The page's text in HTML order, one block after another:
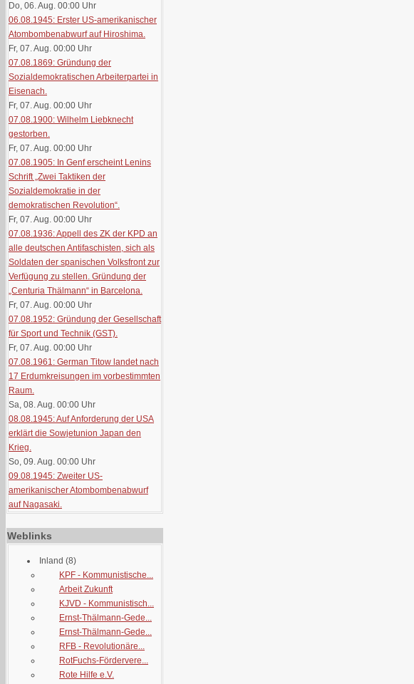
Do, 06. Aug. 00:00 Uhr
06.08.1945: Erster US-amerikanischer
Atombombenabwurf auf Hiroshima.
Fr, 07. Aug. 00:00 Uhr
07.08.1869: Gründung der
Sozialdemokratischen Arbeiterpartei in
Eisenach.
Fr, 07. Aug. 00:00 Uhr
07.08.1900: Wilhelm Liebknecht
gestorben.
Fr, 07. Aug. 00:00 Uhr
07.08.1905: In Genf erscheint Lenins
Schrift „Zwei Taktiken der
Sozialdemokratie in der
demokratischen Revolution“.
Fr, 07. Aug. 00:00 Uhr
07.08.1936: Appell des ZK der KPD an
alle deutschen Antifaschisten, sich als
Soldaten der spanischen Volksfront zur
Verfügung zu stellen. Gründung der
„Centuria Thälmann“ in Barcelona.
Fr, 07. Aug. 00:00 Uhr
07.08.1952: Gründung der Gesellschaft
für Sport und Technik (GST).
Fr, 07. Aug. 00:00 Uhr
07.08.1961: German Titow landet nach
17 Erdumkreisungen im vorbestimmten
Raum.
Sa, 08. Aug. 00:00 Uhr
08.08.1945: Auf Anforderung der USA
erklärt die Sowjetunion Japan den
Krieg.
So, 09. Aug. 00:00 Uhr
09.08.1945: Zweiter US-
amerikanischer Atombombenabwurf
auf Nagasaki.
Weblinks
Inland (8)
KPF - Kommunistische...
Arbeit Zukunft
KJVD - Kommunistisch...
Ernst-Thälmann-Gede...
Ernst-Thälmann-Gede...
RFB - Revolutionäre...
RotFuchs-Fördervere...
Rote Hilfe e.V.